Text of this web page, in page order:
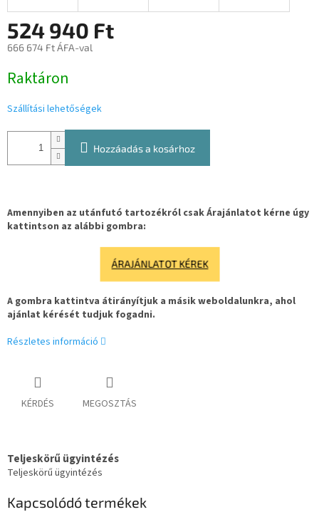
524 940 Ft
666 674 Ft ÁFA-val
Raktáron
Szállítási lehetőségek
Hozzáadás a kosárhoz
Amennyiben az utánfutó tartozékról csak Árajánlatot kérne úgy
kattintson az alábbi gombra:
ÁRAJÁNLATOT KÉREK
A gombra kattintva átirányítjuk a másik weboldalunkra, ahol
ajánlat kérését tudjuk fogadni.
Részletes információ
KÉRDÉS MEGOSZTÁS
Teljeskörű ügyintézés
Teljeskörű ügyintézés
Kapcsolódó termékek